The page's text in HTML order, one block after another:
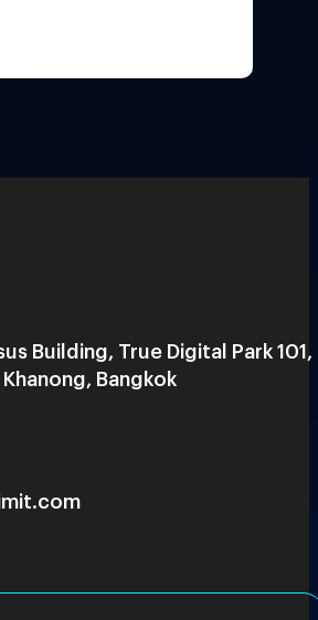
Building, True Digital Park 101,
Bangkok